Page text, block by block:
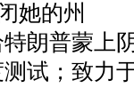
她的州
朗普蒙上
试；致力